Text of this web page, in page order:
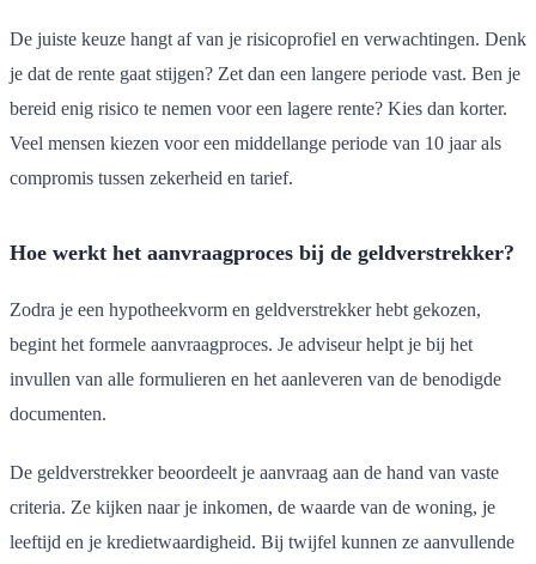
De juiste keuze hangt af van je risicoprofiel en verwachtingen. Denk
je dat de rente gaat stijgen? Zet dan een langere periode vast. Ben je
bereid enig risico te nemen voor een lagere rente? Kies dan korter.
Veel mensen kiezen voor een middellange periode van 10 jaar als
compromis tussen zekerheid en tarief.
Hoe werkt het aanvraagproces bij de geldverstrekker?
Zodra je een hypotheekvorm en geldverstrekker hebt gekozen,
begint het formele aanvraagproces. Je adviseur helpt je bij het
invullen van alle formulieren en het aanleveren van de benodigde
documenten.
De geldverstrekker beoordeelt je aanvraag aan de hand van vaste
criteria. Ze kijken naar je inkomen, de waarde van de woning, je
leeftijd en je kredietwaardigheid. Bij twijfel kunnen ze aanvullende